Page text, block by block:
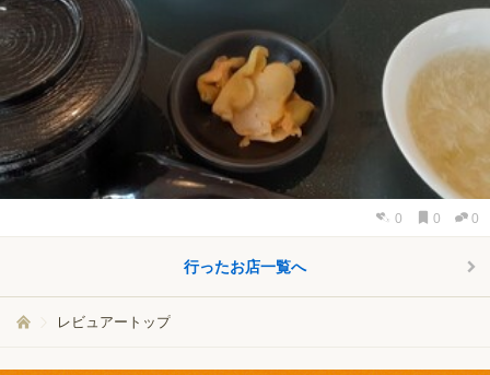
0 0 0
行ったお店一覧へ
レビュアートップ